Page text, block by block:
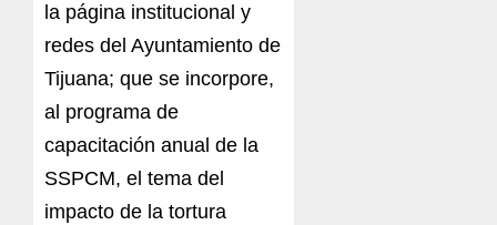
la página institucional y
redes del Ayuntamiento de
Tijuana; que se incorpore,
al programa de
capacitación anual de la
SSPCM, el tema del
impacto de la tortura